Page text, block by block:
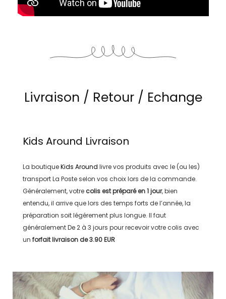
Livraison / Retour / Echange
Kids Around Livraison
La boutiqueKids Around livre vos produits avec le (ou les)
transportLa Posteselon vos choix lors de la commande.
Généralement, votre colis est préparé en1 jour, bien
entendu, il arrive que lors des temps forts de l’année, la
préparation soit légérement plus longue. Il faut
généralementDe 2 à 3 jours pour recevoir votre colis avec
un forfait livraison de3.90 EUR